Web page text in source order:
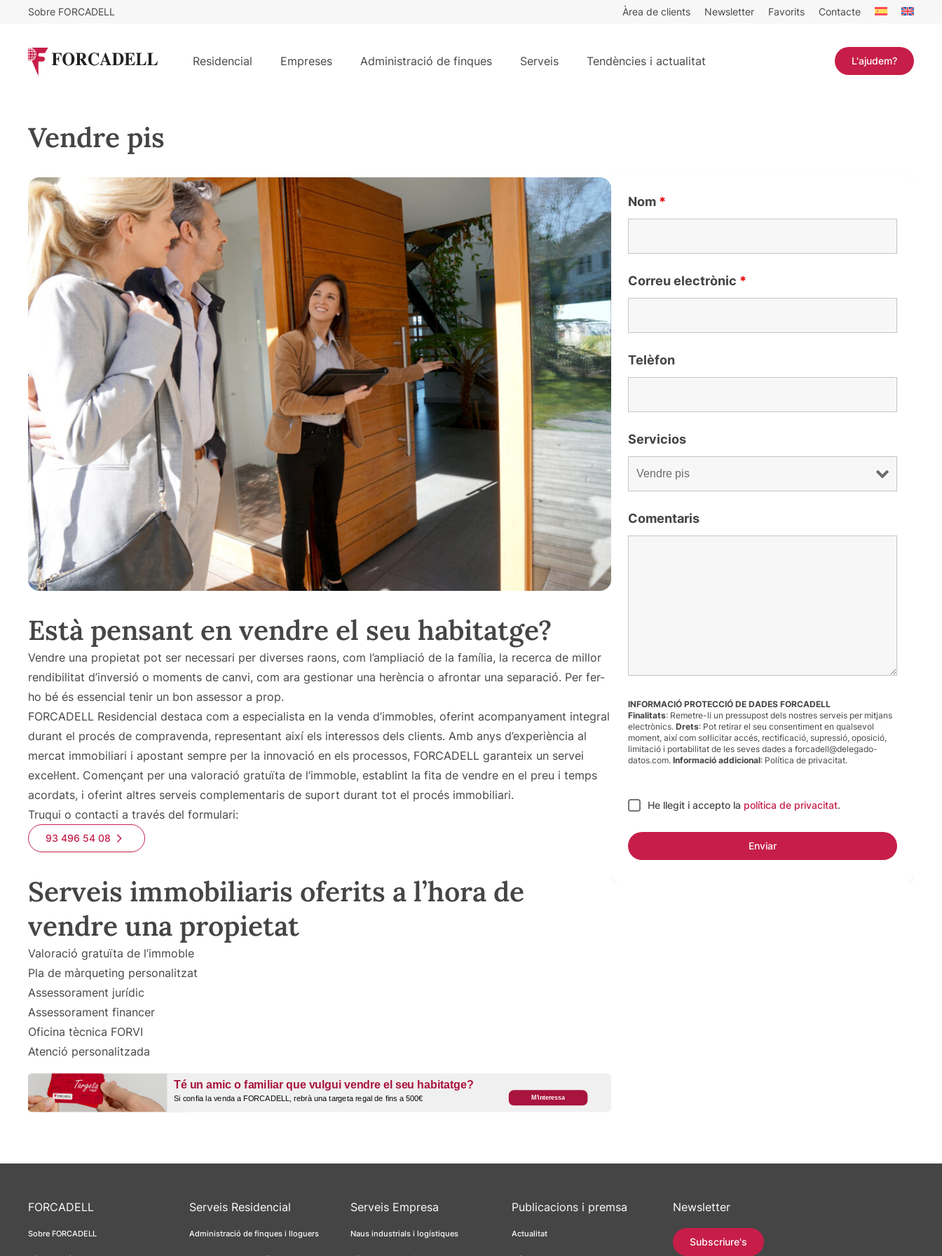
Sobre FORCADELL Àrea de clients Newsletter Favorits Contacte
Residencial Empreses Administració de finques Serveis Tendències i actualitat L'ajudem?
Vendre pis
Està pensant en vendre el seu habitatge?
Vendre una propietat pot ser necessari per diverses raons, com l’ampliació de la família, la recerca de millor
rendibilitat d’inversió o moments de canvi, com ara gestionar una herència o afrontar una separació. Per fer-
ho bé és essencial tenir un bon assessor a prop.
FORCADELL Residencial destaca com a especialista en la venda d’immobles, oferint acompanyament integral
durant el procés de compravenda, representant així els interessos dels clients. Amb anys d’experiència al
mercat immobiliari i apostant sempre per la innovació en els processos, FORCADELL garanteix un servei
excel·lent. Començant per una valoració gratuïta de l’immoble, establint la fita de vendre en el preu i temps
acordats, i oferint altres serveis complementaris de suport durant tot el procés immobiliari.
Truqui o contacti a través del formulari:
93 496 54 08
Serveis immobiliaris oferits a l’hora de
vendre una propietat
Valoració gratuïta de l’immoble
Pla de màrqueting personalitzat
Assessorament jurídic
Assessorament financer
Oficina tècnica FORVI
Atenció personalitzada
Nom *
Correu electrònic *
Telèfon
Servicios
Comentaris
INFORMACIÓ PROTECCIÓ DE DADES FORCADELL
Finalitats: Remetre-li un pressupost dels nostres serveis per mitjans
electrònics. Drets: Pot retirar el seu consentiment en qualsevol
moment, així com sol·licitar accés, rectificació, supressió, oposició,
limitació i portabilitat de les seves dades a forcadell@delegado-
datos.com. Informació addicional: Política de privacitat.
He llegit i accepto la política de privacitat.
FORCADELL
Sobre FORCADELL
Serveis Residencial
Administració de finques i lloguers
Serveis Empresa
Naus industrials i logístiques
Publicacions i premsa
Actualitat
Newsletter
Subscriure's